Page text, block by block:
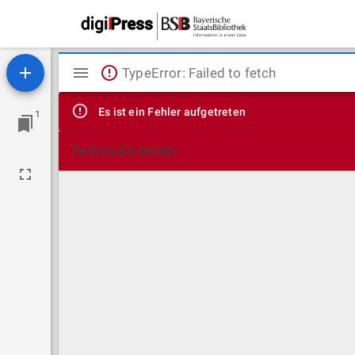
1
Mirador
Viewer
TypeError: Failed to fetch
Es ist ein Fehler aufgetreten
Technische Details